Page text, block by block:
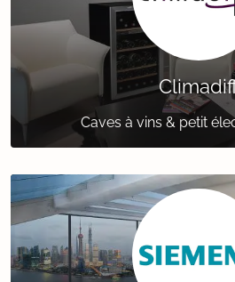
Caves à vins & petit